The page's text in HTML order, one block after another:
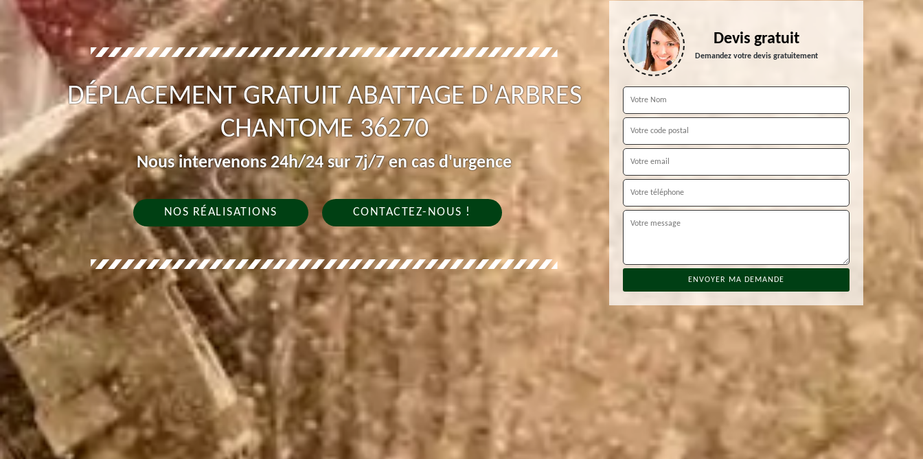
DÉPLACEMENT GRATUIT ABATTAGE D'ARBRES
CHANTOME 36270
Nous intervenons 24h/24 sur 7j/7 en cas d'urgence
NOS RÉALISATIONS CONTACTEZ-NOUS !
Devis gratuit
Demandez votre devis gratuitement